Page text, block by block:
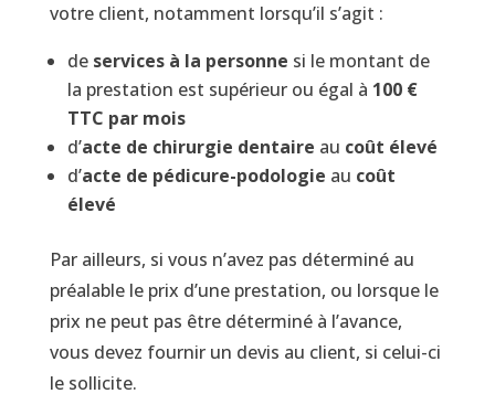
votre client, notamment lorsqu’il s’agit :
de services à la personne si le montant de
la prestation est supérieur ou égal à 100 €
TTC par mois
d’acte de chirurgie dentaire au coût élevé
d’acte de pédicure-podologie au coût
élevé
Par ailleurs, si vous n’avez pas déterminé au
préalable le prix d’une prestation, ou lorsque le
prix ne peut pas être déterminé à l’avance,
vous devez fournir un devis au client, si celui-ci
le sollicite.